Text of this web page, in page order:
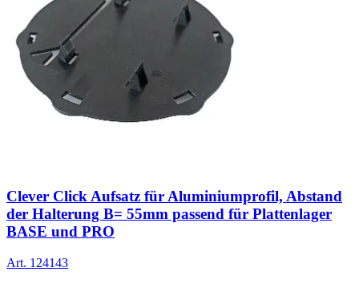
Clever Click Aufsatz für Aluminiumprofil, Abstand
der Halterung B= 55mm passend für Plattenlager
BASE und PRO
Art. 124143